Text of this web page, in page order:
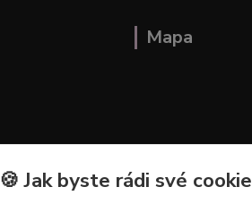
Mapa
🍪 Jak byste rádi své